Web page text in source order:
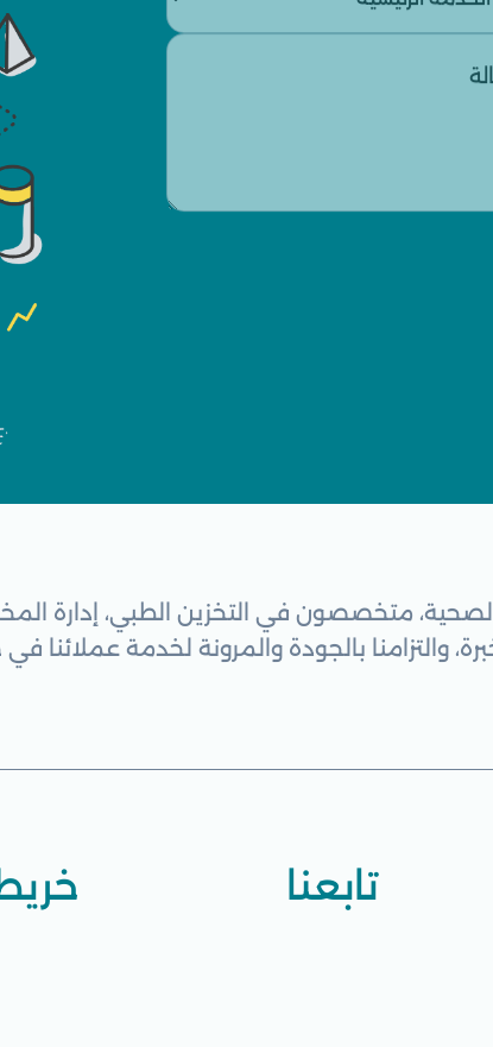
متخصصون في التخزين الطبي، إدارة
تابعنا